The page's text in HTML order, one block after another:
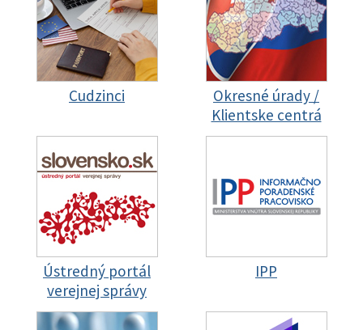
Cudzinci
Okresné úrady /
Klientske centrá
Ústredný portál
verejnej správy
IPP